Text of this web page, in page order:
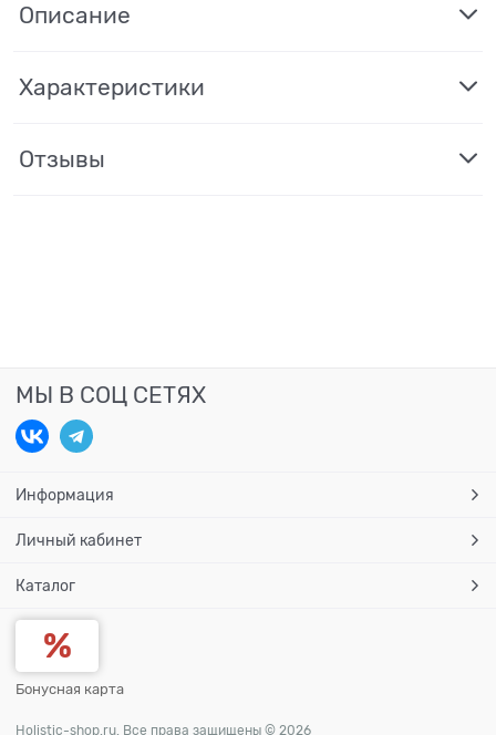
Описание
Характеристики
Отзывы
МЫ В СОЦ СЕТЯХ
Информация
Личный кабинет
Каталог
Бонусная карта
Holistic-shop.ru. Все права защищены © 2026